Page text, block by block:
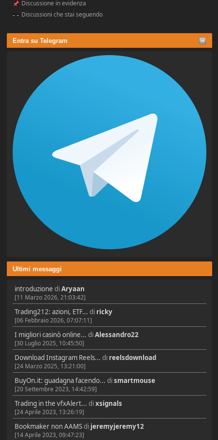
Entra su Telegram
Ultimi messaggi
introduzione diAryaan
[11 Marzo 2026, 21:03:42]
Trading212: azioni, ETF... di ricky
[06 Febbraio 2026, 07:07:11]
I migliori casinò online... diAlessandro22
[30 Luglio 2025, 10:45:50]
Download Instagram Reels... di reelsdownload
[24 Marzo 2025, 13:21:00]
BuyOn.it: guadagna facendo... dismartmouse
[20 Settembre 2023, 14:42:59]
Trading in the vfxAlert... dixsignals
[24 Aprile 2023, 13:26:19]
Bookmaker non AAMSdi jeremyjeremy12
[14 Aprile 2023, 09:47:23]
Discussione in evidenza
Discussioni che stai seguendo